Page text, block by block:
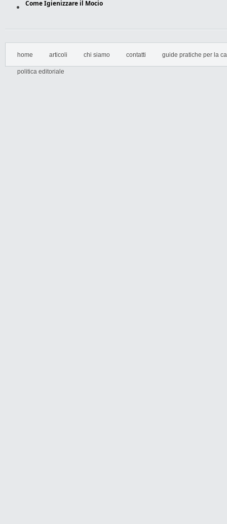
Come Igienizzare il Mocio
home articoli chi siamo contatti guide pratiche per la
politica editoriale